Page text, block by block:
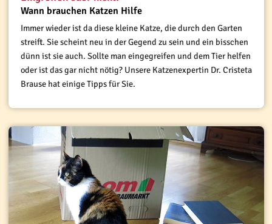
Wann brauchen Katzen Hilfe
Immer wieder ist da diese kleine Katze, die durch den Garten
streift. Sie scheint neu in der Gegend zu sein und ein bisschen
dünn ist sie auch. Sollte man eingegreifen und dem Tier helfen
oder ist das gar nicht nötig? Unsere Katzenexpertin Dr. Cristeta
Brause hat einige Tipps für Sie.